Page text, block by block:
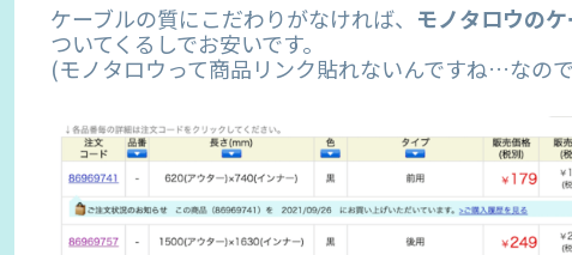
ケーブルの質にこだわりがなければ、 モノタロウの
ついてくるしでお安いです。
(モノタロウって商品リンク貼れないんですね…なの